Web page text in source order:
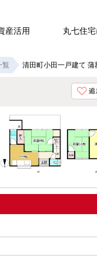
産活用 丸七住
覧 清田町小田一戸建て 蒲